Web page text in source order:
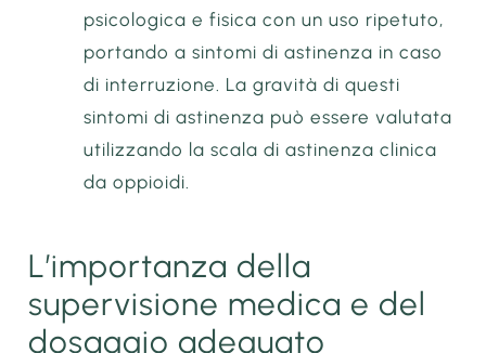
psicologica e fisica con un uso ripetuto,
portando a sintomi di astinenza in caso
di interruzione. La gravità di questi
sintomi di astinenza può essere valutata
utilizzando la scala di astinenza clinica
da oppioidi.
L’importanza della
supervisione medica e del
dosaggio adeguato